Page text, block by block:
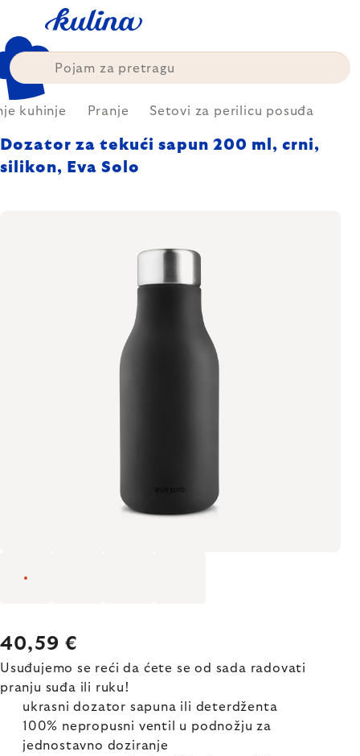
content
kuhinje Pranje Setovi za perilicu posuđa
Dozator za tekući sapun 200 ml, crni,
silikon, Eva Solo
40,59 €
Usuđujemo se reći da ćete se od sada radovati
pranju suđa ili ruku!
ukrasni dozator sapuna ili deterdženta
100% nepropusni ventil u podnožju za
jednostavno doziranje